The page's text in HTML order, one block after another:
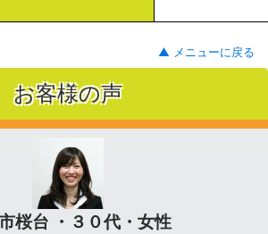
▲ メニューに戻る
お客様の声
桜台 ・３０代・女性